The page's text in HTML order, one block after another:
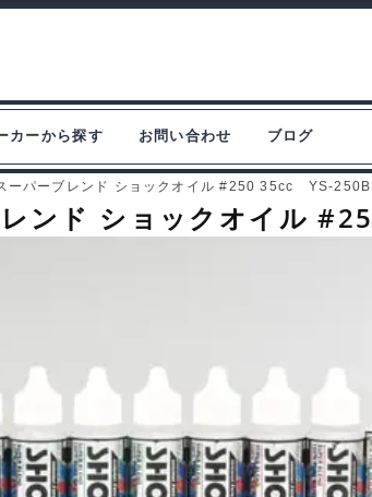
カーから探す お問い合わせ ブログ
ーパーブレンド ショックオイル #250 35cc YS-250B
ンド ショックオイル